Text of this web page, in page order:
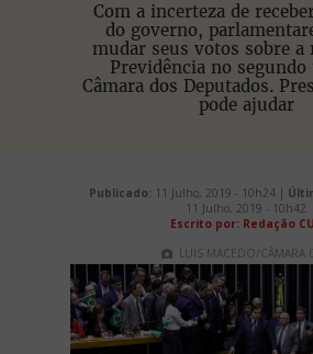
Com a incerteza de
do governo,
mudar seus votos sobre a
Previdência no
Câmara dos Deputados.
pode ajudar
Publicado: 11 Julho, 2019 - 10h24 |
11 Julho, 2019 - 10h42
Escrito por: Redação
LUIS MACEDO/CÂMARA